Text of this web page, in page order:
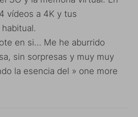
vídeos a 4K y tus
en si… Me he aburrido
sin sorpresas y muy muy
la esencia del » one more